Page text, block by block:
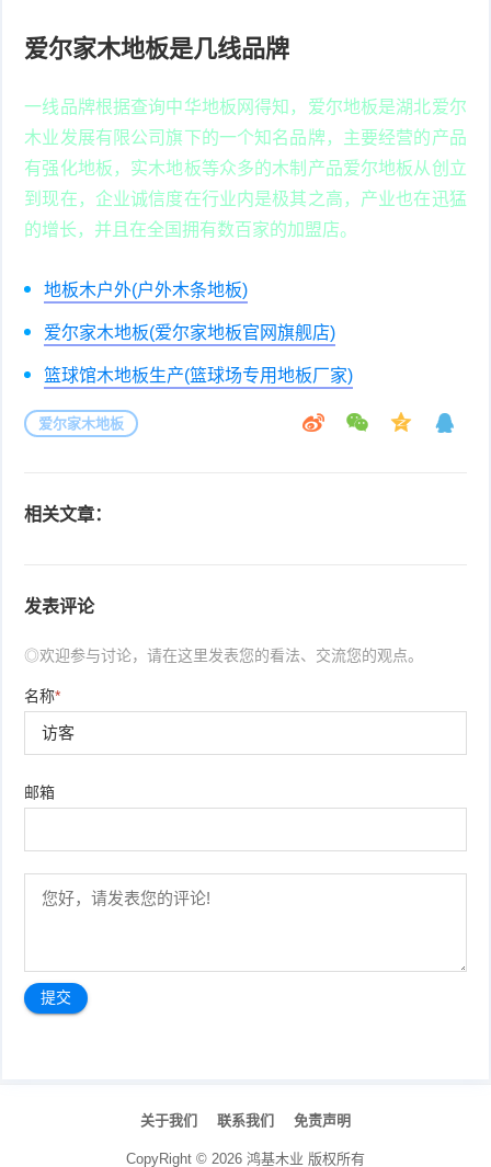
爱尔家木地板是几线品牌
一线品牌根据查询中华地板网得知，爱尔地板是湖北爱尔
木业发展有限公司旗下的一个知名品牌，主要经营的产品
有强化地板，实木地板等众多的木制产品爱尔地板从创立
到现在，企业诚信度在行业内是极其之高，产业也在迅猛
的增长，并且在全国拥有数百家的加盟店。
地板木户外(户外木条地板)
爱尔家木地板(爱尔家地板官网旗舰店)
篮球馆木地板生产(篮球场专用地板厂家)
爱尔家木地板
相关文章：
发表评论
◎欢迎参与讨论，请在这里发表您的看法、交流您的观点。
名称*
邮箱
关于我们 联系我们 免责声明
CopyRight © 2026 鸿基木业 版权所有